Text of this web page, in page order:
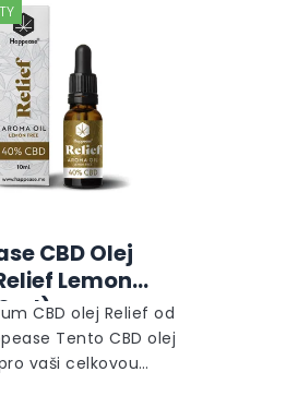
CBD Olej
Lemon
CBD olej Relief od
Tento CBD olej
vaši celkovou